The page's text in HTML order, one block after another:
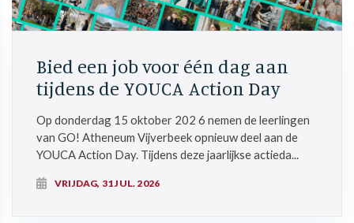
Bied een job voor één dag aan
tijdens de YOUCA Action Day
Op donderdag 15 oktober 202 6 nemen de leerlingen
van GO! Atheneum Vijverbeek opnieuw deel aan de
YOUCA Action Day. Tijdens deze jaarlijkse actieda...
VRIJDAG, 31 JUL. 2026